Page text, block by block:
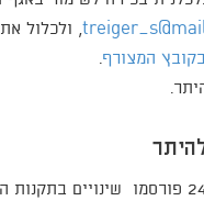
, ולכלול
בקובץ המצורף.
בתאריך 24.7.2022 פורסמו שינויים